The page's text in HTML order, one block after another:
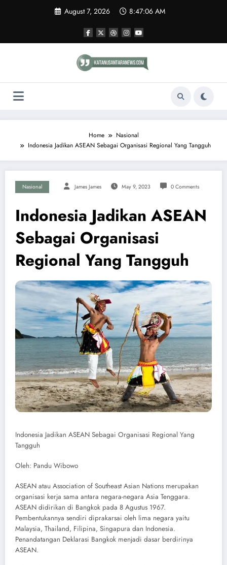
August 7, 2026 8:47:06 AM
Home
Nasional
Indonesia Jadikan ASEAN Sebagai Organisasi Regional Yang Tangguh
Nasional James James May 9, 2023 0 Comments
Indonesia Jadikan ASEAN
Sebagai Organisasi
Regional Yang Tangguh
Indonesia Jadikan ASEAN Sebagai Organisasi Regional Yang
Tangguh
Oleh: Pandu Wibowo
ASEAN atau Association of Southeast Asian Nations merupakan
organisasi kerja sama antara negara-negara Asia Tenggara.
ASEAN didirikan di Bangkok pada 8 Agustus 1967.
Pembentukannya sendiri diprakarsai oleh lima negara yaitu
Malaysia, Thailand, Filipina, Singapura dan Indonesia.
Penandatangan Deklarasi Bangkok menjadi dasar berdirinya
ASEAN.